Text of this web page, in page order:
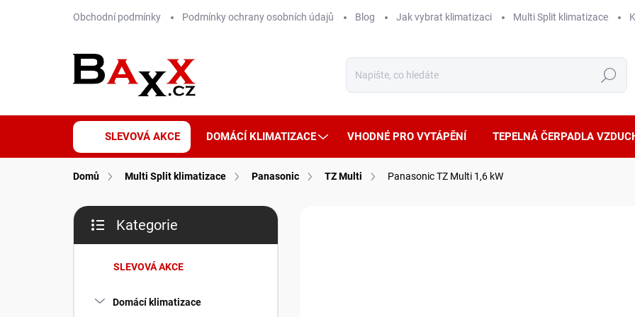
Obchodní podmínky Podmínky ochrany osobních údajů Blog Jak vybrat klimatizaci Multi Split klimatizace
Hledat
SLEVOVÁ AKCE DOMÁCÍ KLIMATIZACE VHODNÉ PRO VYTÁPĚNÍ TEPELNÁ ČERPADLA
Domů Multi Split klimatizace Panasonic TZ Multi Panasonic TZ Multi 1,6 kW
P
s
kategorie
Kategorie
SLEVOVÁ AKCE
Domácí klimatizace